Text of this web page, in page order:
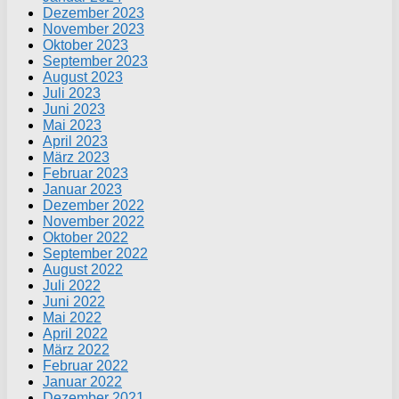
Dezember 2023
November 2023
Oktober 2023
September 2023
August 2023
Juli 2023
Juni 2023
Mai 2023
April 2023
März 2023
Februar 2023
Januar 2023
Dezember 2022
November 2022
Oktober 2022
September 2022
August 2022
Juli 2022
Juni 2022
Mai 2022
April 2022
März 2022
Februar 2022
Januar 2022